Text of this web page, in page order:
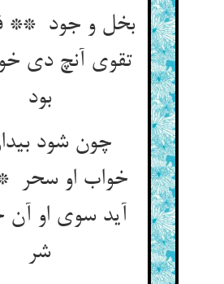
بخل و جود **
تقوی آنچ دی
بود
چون شود
خواب او سحر
آید سوی او آن
شر